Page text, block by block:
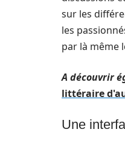
sur les
les
par là même
A découvrir
littéraire
Une